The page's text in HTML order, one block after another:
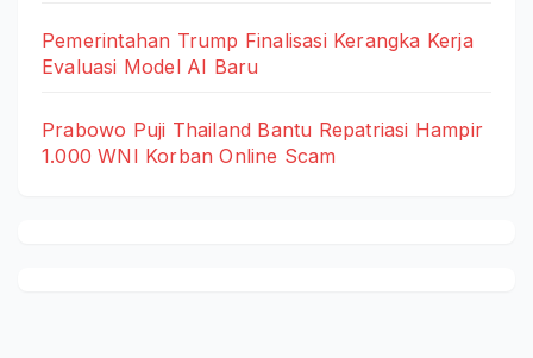
Pemerintahan Trump Finalisasi Kerangka Kerja
Evaluasi Model AI Baru
Prabowo Puji Thailand Bantu Repatriasi Hampir
1.000 WNI Korban Online Scam